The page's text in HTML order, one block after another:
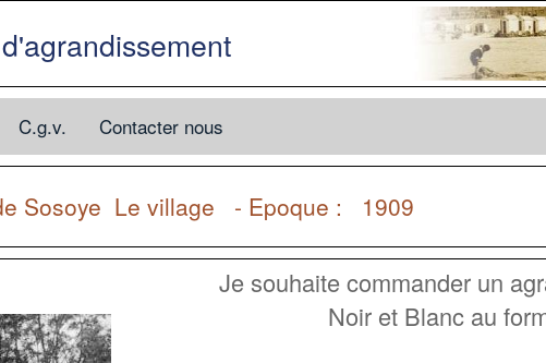
C.g.v. Contacter nous
Sosoye Le village - Epoque : 1909
Je souhaite commander un
Noir et Blanc au